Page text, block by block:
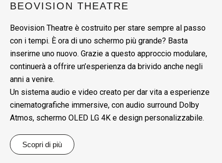
BEOVISION THEATRE
Beovision Theatre è costruito per stare sempre al passo
con i tempi. È ora di uno schermo più grande? Basta
inserirne uno nuovo. Grazie a questo approccio modulare,
continuerà a offrire un’esperienza da brivido anche negli
anni a venire.
Un sistema audio e video creato per dar vita a esperienze
cinematografiche immersive, con audio surround Dolby
Atmos, schermo OLED LG 4K e design personalizzabile.
Scopri di più